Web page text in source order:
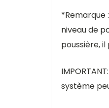
*Remarque
niveau de
poussière,
système